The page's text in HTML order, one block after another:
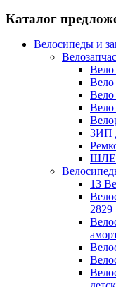
Каталог
Велосипеды и
Вело
Вело
Вело
ЗИП
13
2829